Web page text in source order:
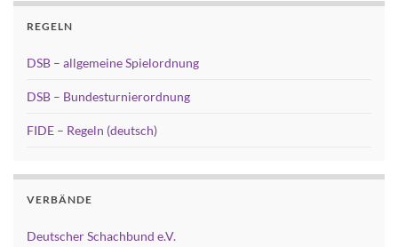
REGELN
DSB – allgemeine Spielordnung
DSB – Bundesturnierordnung
FIDE – Regeln (deutsch)
VERBÄNDE
Deutscher Schachbund e.V.